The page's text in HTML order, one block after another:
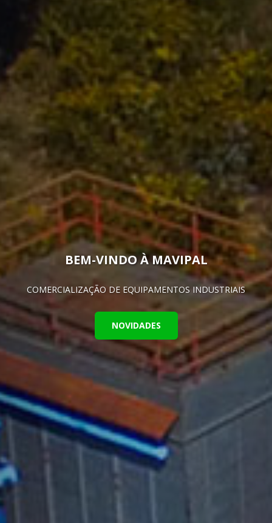
BEM-VINDO À MAVIPAL
COMERCIALIZAÇÃO DE EQUIPAMENTOS INDUSTRIAIS
NOVIDADES